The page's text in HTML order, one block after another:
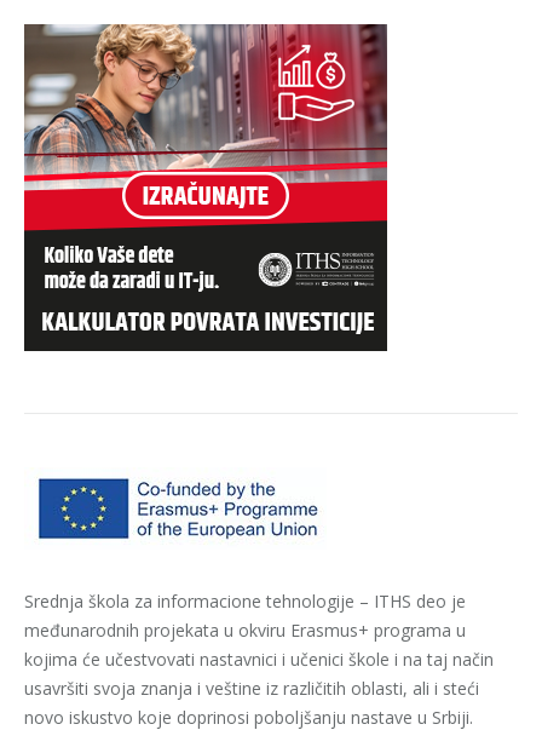
Srednja škola za informacione tehnologije – ITHS deo je
međunarodnih projekata u okviru Erasmus+ programa u
kojima će učestvovati nastavnici i učenici škole i na taj način
usavršiti svoja znanja i veštine iz različitih oblasti, ali i steći
novo iskustvo koje doprinosi poboljšanju nastave u Srbiji.